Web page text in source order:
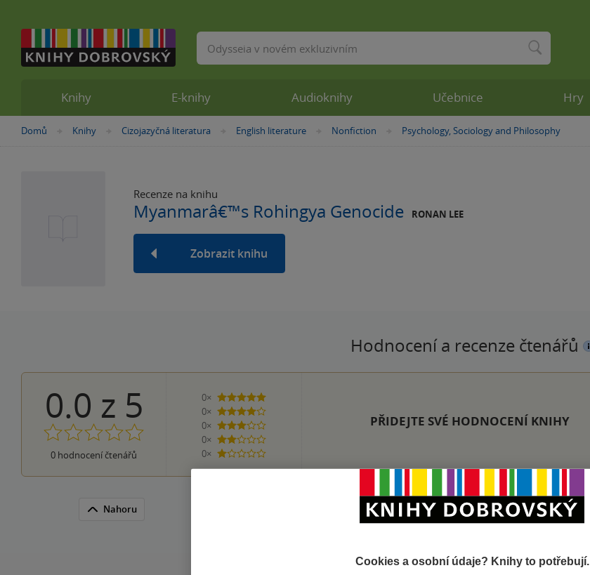
Nacházíte
Domů »
Knihy »
Cizojazyčná literatura »
English literature »
Nonfiction »Psychology, Sociology and Philosophy
Recenze na knihu
Myanmarâ€™s Rohingya Genocide RONAN LEE
Zobrazit knihu
Hodnocení a recenze čtenářů
0.0 z 5
0 hodnocení čtenářů
0×
5 hvězdiček
0×
4 hvězdičky
0×
3 hvězdičky
0×
2 hvězdičky
0×
1 hvezdička
PŘIDEJTE SVÉ HODNOCENÍ KNIHY
Nahoru
Zobrazeno 20 z 20
Knihy E-knihy Audioknihy Učebnice Hry
Vyhledávání
Cookies a osobní údaje? Knihy to potřebují.